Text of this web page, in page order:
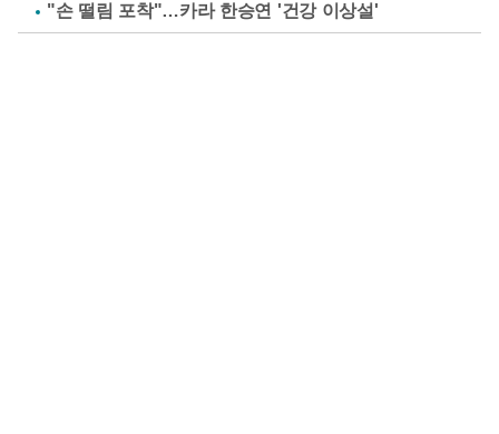
"손 떨림 포착"…카라 한승연 '건강 이상설'